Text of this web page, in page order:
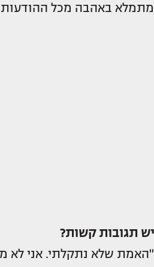
מתמלא באהבה מכל
יש תגובות קשות?
"האמת שלא נתקלתי. אני לא